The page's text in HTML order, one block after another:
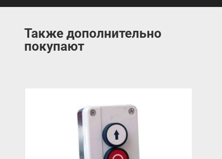
Также дополнительно
покупают